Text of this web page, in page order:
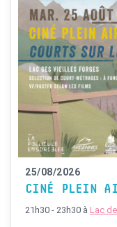
25/08/2026
CINÉ PLEIN
21h30 - 23h30 à Lac